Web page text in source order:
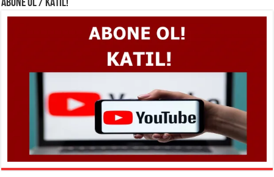
ABONE OL / KATIL!